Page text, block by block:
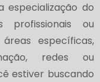
especialização do
profissionais ou
específicas,
redes ou
estiver buscando